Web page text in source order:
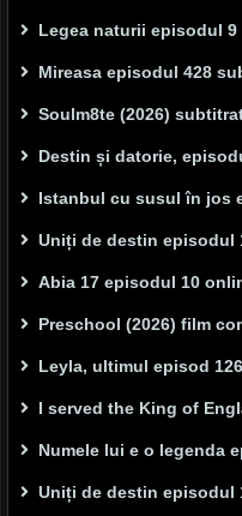
Legea naturii episodul
Mireasa episodul 428
Soulm8te (2026)
Destin și datorie,
Istanbul cu susul în jos
Uniți de destin episodul
Abia 17 episodul 10
Preschool (2026) film
Leyla, ultimul episod
I served the King of
Numele lui e o legenda
Uniți de destin episodul